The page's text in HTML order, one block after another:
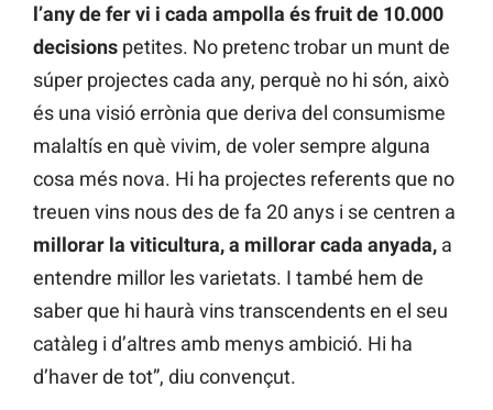
l’any de fer vi i cada ampolla és fruit de 10.000
decisions petites. No pretenc trobar un munt de
súper projectes cada any, perquè no hi són, això
és una visió errònia que deriva del consumisme
malaltís en què vivim, de voler sempre alguna
cosa més nova. Hi ha projectes referents que no
treuen vins nous des de fa 20 anys i se centren a
millorar la viticultura, a millorar cada anyada, a
entendre millor les varietats. I també hem de
saber que hi haurà vins transcendents en el seu
catàleg i d’altres amb menys ambició. Hi ha
d’haver de tot”, diu convençut.